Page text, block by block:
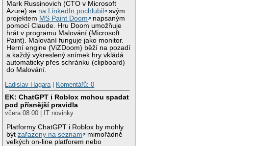
Mark Russinovich (CTO v Microsoft
Azure) se na LinkedIn pochlubil
svým
projektem MS Paint Doom
napsaným
pomocí Claude. Hru Doom umožňuje
hrát v programu Malování (Microsoft
Paint). Malování funguje jako monitor.
Herní engine (ViZDoom) běží na pozadí
a každý vykreslený snímek hry vkládá
automaticky přes schránku (clipboard)
do Malování.
Ladislav Hagara
Komentářů: 0
EK: ChatGPT i Roblox mohou spadat
pod přísnější pravidla
včera 08:00 | IT novinky
Platformy ChatGPT i Roblox by mohly
býtzařazeny na seznam
mimořádně
velkých on-line platforem nebo